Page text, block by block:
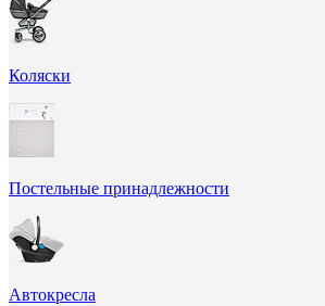
Коляски
Постельные принадлежности
Автокресла